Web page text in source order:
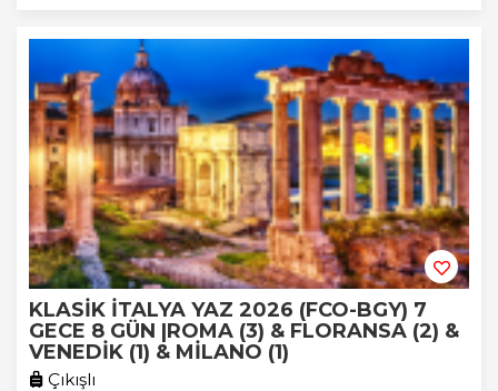
KLASİK İTALYA YAZ 2026 (FCO-BGY) 7
GECE 8 GÜN |ROMA (3) & FLORANSA (2) &
VENEDİK (1) & MİLANO (1)
Çıkışlı